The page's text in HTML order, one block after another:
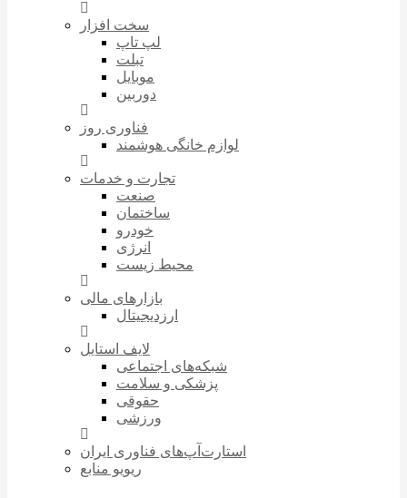
سخت افزار
لپ تاپ
تبلت
موبایل
دوربین
فناوری روز
لوازم خانگی هوشمند
تجارت و خدمات
صنعت
ساختمان
خودرو
انرژی
محیط زیست
بازارهای مالی
ارزدیجیتال
لایف استایل
شبکه‌های اجتماعی
پزشکی و سلامت
حقوقی
ورزشی
استارت‌آپ‌های فناوری ایران
ریویو منابع